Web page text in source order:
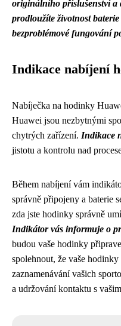
originálního příslušenství a
prodloužíte životnost
bezproblémové fungování
Indikace nabíjení
Nabíječka na hodinky
Huawei jsou nezbytnými
chytrých zařízení. Indikace
jistotu a kontrolu nad
Během nabíjení vám
správně připojeny a baterie
zda jste hodinky správně
Indikátor vás informuje o
budou vaše hodinky
spolehnout, že vaše
zaznamenávání vašich
a udržování kontaktu s